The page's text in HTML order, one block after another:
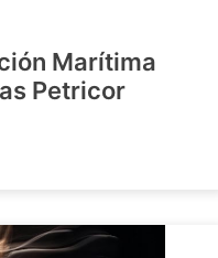
Marítima
Petricor